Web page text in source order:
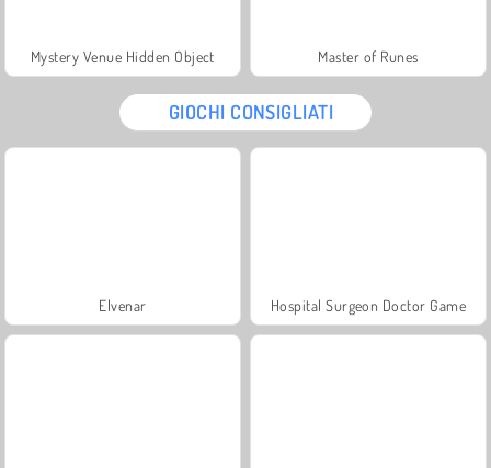
Mystery Venue Hidden Object Master of Runes
GIOCHI CONSIGLIATI
Elvenar Hospital Surgeon Doctor Game